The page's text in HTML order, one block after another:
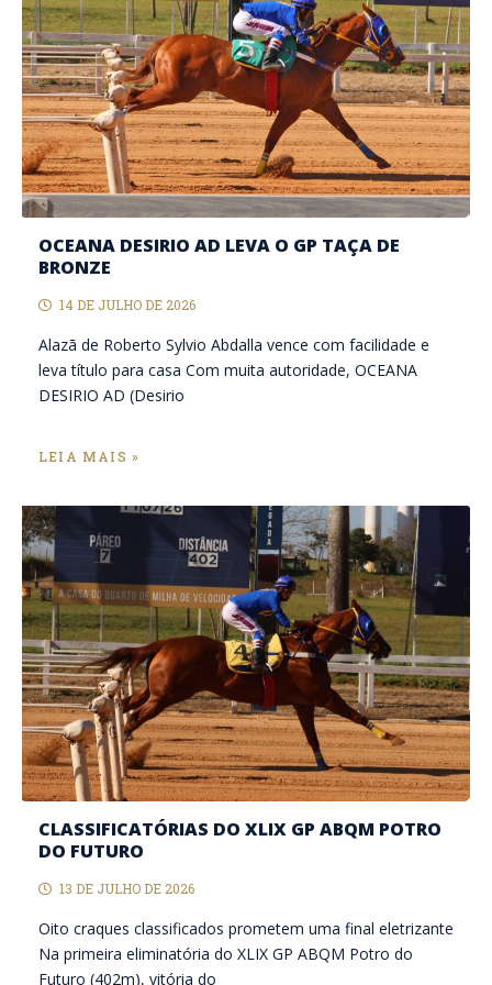
OCEANA DESIRIO AD LEVA O GP TAÇA DE
BRONZE
14 DE JULHO DE 2026
Alazã de Roberto Sylvio Abdalla vence com facilidade e
leva título para casa Com muita autoridade, OCEANA
DESIRIO AD (Desirio
LEIA MAIS »
CLASSIFICATÓRIAS DO XLIX GP ABQM POTRO
DO FUTURO
13 DE JULHO DE 2026
Oito craques classificados prometem uma final eletrizante
Na primeira eliminatória do XLIX GP ABQM Potro do
Futuro (402m), vitória do